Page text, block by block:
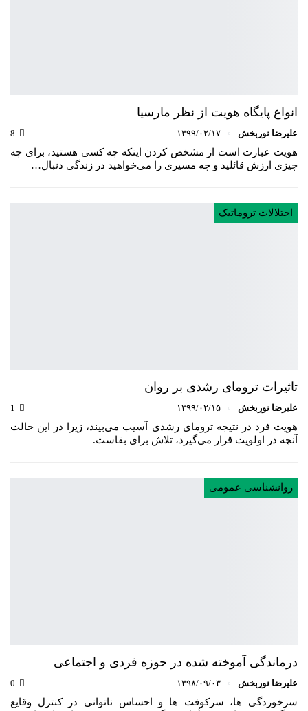
انواع پایگاه هویت از نظر مارسیا
علیرضا نوربخش ۱۳۹۹/۰۲/۱۷
هویت عبارت است از مشخص کردن اینکه چه کسی هستید، برای چه
چیزی ارزش قائلید و چه مسیری را می‌خواهید در زندگی دنبال…
اختلالات تروماتیک
تاثیرات ترومای رشدی بر روان
علیرضا نوربخش ۱۳۹۹/۰۲/۱۵
هویت فرد در نتیجه‌ ترومای رشدی آسیب می‌بیند، زیرا در این حالت
آنچه در اولویت قرار می‌گیرد، تلاش برای بقاست.
روانشناسی عمومی
درماندگی آموخته شده در حوزه فردی و اجتماعی
علیرضا نوربخش ۱۳۹۸/۰۹/۰۳
سرخوردگی ها، سرکوفت ها و احساس ناتوانی در کنترل وقایع